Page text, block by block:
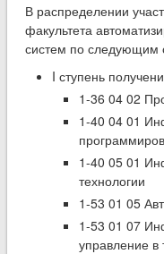
В распределении
факультета
систем по следующим
I ступень
1-36 04 02
1-40 04 01
1-40 05 01
технологии
1-53 01 05
1-53 01 07
управление в